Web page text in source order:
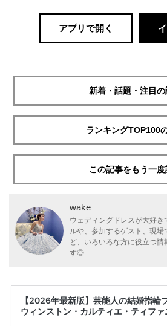
アプリで開く
新着・話題・注目の
ランキングTOP100
この記事をもう一
wake
ウェディングドレスが大好
ルや、参加するゲスト、現
ど、いろいろな方に役立つ情
す◎
【2026年最新版】芸能人の結婚指輪
ウィンストン・カルティエ・ティフ